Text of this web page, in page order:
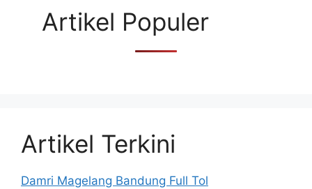
Artikel Populer
Artikel Terkini
Damri Magelang Bandung Full Tol